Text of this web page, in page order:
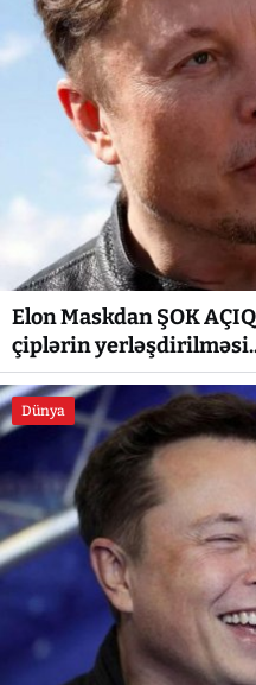
Elon Maskdan ŞOK
çiplərin
Dünya